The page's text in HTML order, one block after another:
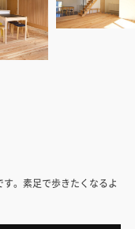
。素足で歩きたくなるよ